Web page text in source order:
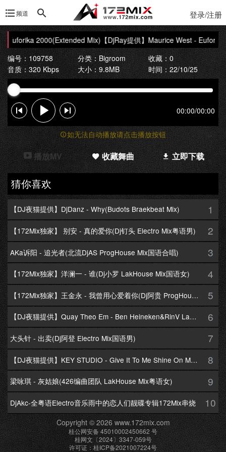
频道 登录/注册
2000(Extended Mix)【DjRay提供】Maurice West - Euforika
编号：109758
分类：Bigroom
收藏：0
音质：320 Kbps
大小：9.8MB 时间：22/10/25
00:00/00:00
如无法自动播放请点击播放按钮
播放MV 收藏舞曲 立即下载
猜你喜欢
【DJ夜猫提供】DjDanz - Why(Budots Braekbeat Mix) 1
【172Mix独家】 别安 - 真的爱你(Dj钉头 Electro Mix粤语男) 2
AKa诉阳 - 追光者(北流DjAS ProgHouse Mix国语合唱) 3
【172Mix独家】洋澜一 - 谁(Dj小罗 LakHouse Mix国语女) 4
【172Mix独家】王金永 - 我曾用心爱着你(Dj阿贵 ProgHouse Mix国语男) 5
【DJ夜猫提供】Quay Theo Em - Ben Heineken&RinV LakHouse Mix 6
大头针 - 出卖(Dj阿登 Electro Mix国语男) 7
【DJ夜猫提供】KEY STUDIO - Give It To Me Shine On Me By Lambo Thea 8
梁咏琪 - 灰姑娘(426编曲团队 LakHouse Mix粤语女) 9
DjAkc-全粤语Electro音乐雨中的恋人们靓碟专辑172Mix串烧 10
Copyright © 2026 www.172mix.com
桂公网安备 45010002450662 号
桂网文〔2024〕3347-059号
许可证：桂ICP备2021007224号